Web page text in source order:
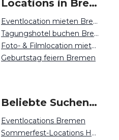
Locations in Bremen mieten
Eventlocation mieten Bremen
Tagungshotel buchen Bremen
Foto- & Filmlocation mieten Bremen
Geburtstag feiern Bremen
Beliebte Suchen auf Event Inc
Eventlocations Bremen
Sommerfest-Locations Hannover